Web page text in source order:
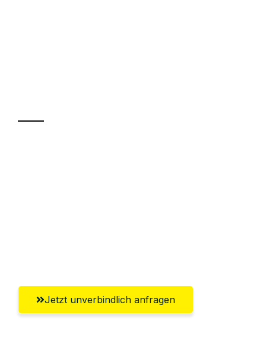
Jetzt unverbindlich anfragen